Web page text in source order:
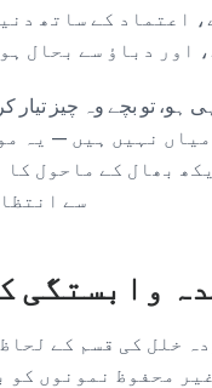
اعتماد کے ساتھ
ہو، تو بچے وہ چیز
نہیں ہیں — یہ
بھال کے ماحول
سے
وابستگی
خلل کی قسم کے
محفوظ نمونوں کو